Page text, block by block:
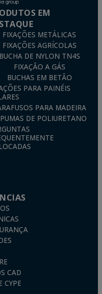
EM
FIXAÇÕES METÁLICAS
FIXAÇÕES AGRÍCOLAS
BUCHA DE NYLON TN4S
FIXAÇÃO A GÁS
BUCHAS EM BETÃO
PARA PAINÉIS
PARA MADEIRA
DE POLIURETANO
CAD
CYPE